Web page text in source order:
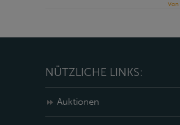
NÜTZLICHE LINKS:
Auktionen